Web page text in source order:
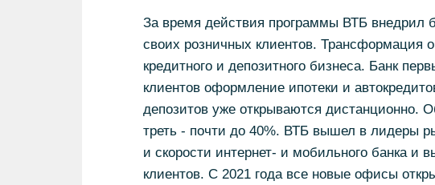
За время действия программы ВТБ внедрил
своих розничных клиентов. Трансформация
кредитного и депозитного бизнеса. Банк
клиентов оформление ипотеки и
депозитов уже открываются
треть - почти до 40%. ВТБ вышел в лидеры
и скорости интернет- и мобильного банка и
клиентов. С 2021 года все новые офисы